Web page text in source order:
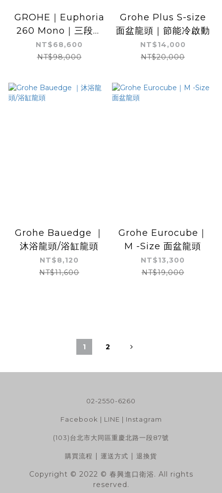
GROHE｜Euphoria
260 Mono｜三段式
恆溫花灑組|帶下出水
NT$68,600
NT$98,000
Grohe Plus S-size
面盆龍頭｜節能冷啟動
NT$14,000
NT$20,000
Grohe Bauedge ｜
沐浴龍頭/浴缸龍頭
NT$8,120
NT$11,600
Grohe Eurocube｜
M -Size 面盆龍頭
NT$13,300
NT$19,000
1 2
02-2550-6260
Facebook | LINE | Instagram
(103)台北市大同區重慶北路一段87號
購買流程 | 運送方式 | 退換貨
Copyright © 2022 © 春興進口衛浴. All rights
reserved.